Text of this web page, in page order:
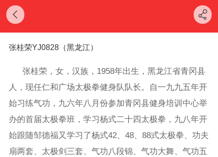
张桂荣YJ0828（黑龙江）
张桂荣，女，汉族，1958年出生，黑龙江省青冈县
人，现任仁和广场太极拳健身队队长。自一九九五年开
始习练气功，九六年八月份参加青冈县健身培训中心举
办的首届太极拳班，学习杨式二十四太极拳，九八年开
始跟随邹德福又学习了杨式42、48、88式太极拳、功夫
扇两套、太极剑三套、气功八段锦、气功大舞、气功五